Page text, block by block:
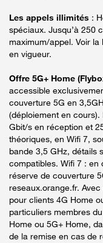
Les appels illimités :
spéciaux. Jusqu’à 250
maximum/appel. Voir
en vigueur.
Offre 5G+ Home
accessible
couverture 5G en
(déploiement en cours).
Gbit/s en réception et
théoriques, en Wifi 7,
bande 3,5 GHz, détails
compatibles. Wifi 7 : en
réserve de couverture
reseaux.orange.fr.
pour clients 4G Home
particuliers membres
Home ou 5G+ Home,
de la remise en cas de